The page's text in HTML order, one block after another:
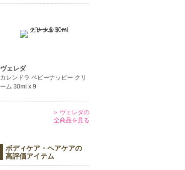
ヴェレダ
カレンドラ ベビーナッピー クリ
ーム 30ml x 9
ヴェレダの
全商品を見る
ボディケア・ヘアケアの
高評価アイテム